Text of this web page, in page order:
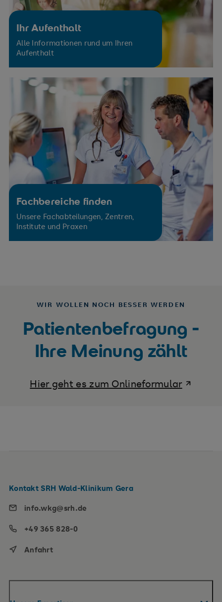
Ihr Aufenthalt
Alle Informationen rund um Ihren
Aufenthalt
Fachbereiche finden
Unsere Fachabteilungen, Zentren,
Institute und Praxen
WIR WOLLEN NOCH BESSER WERDEN
Patientenbefragung -
Ihre Meinung zählt
Hier geht es zum Onlineformular
Kontakt SRH Wald-Klinikum Gera
info.wkg@srh.de
+49 365 828-0
Anfahrt